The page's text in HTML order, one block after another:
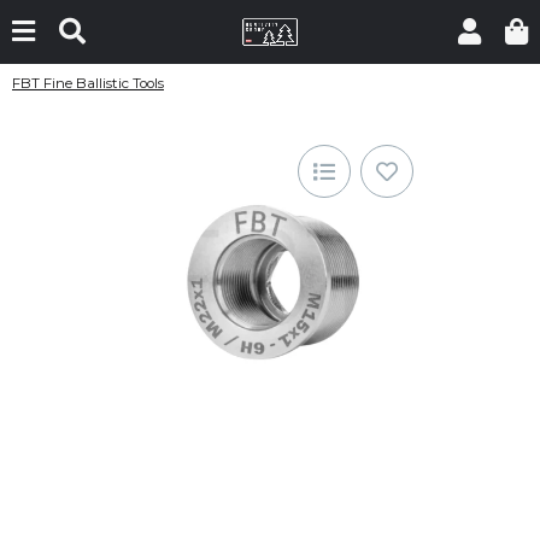
FBT Fine Ballistic Tools